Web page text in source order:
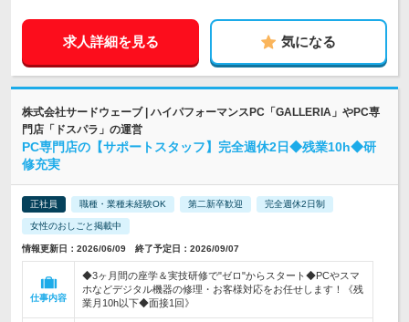
求人詳細を見る 気になる
株式会社サードウェーブ | ハイパフォーマンスPC「GALLERIA」やPC専
門店「ドスパラ」の運営
PC専門店の【サポートスタッフ】完全週休2日◆残業10h◆研
修充実
正社員 職種・業種未経験OK 第二新卒歓迎 完全週休2日制
女性のおしごと掲載中
情報更新日：2026/06/09 終了予定日：2026/09/07
仕事内容
◆3ヶ月間の座学＆実技研修で"ゼロ"からスタート◆PCやスマ
ホなどデジタル機器の修理・お客様対応をお任せします！《残
業月10h以下◆面接1回》